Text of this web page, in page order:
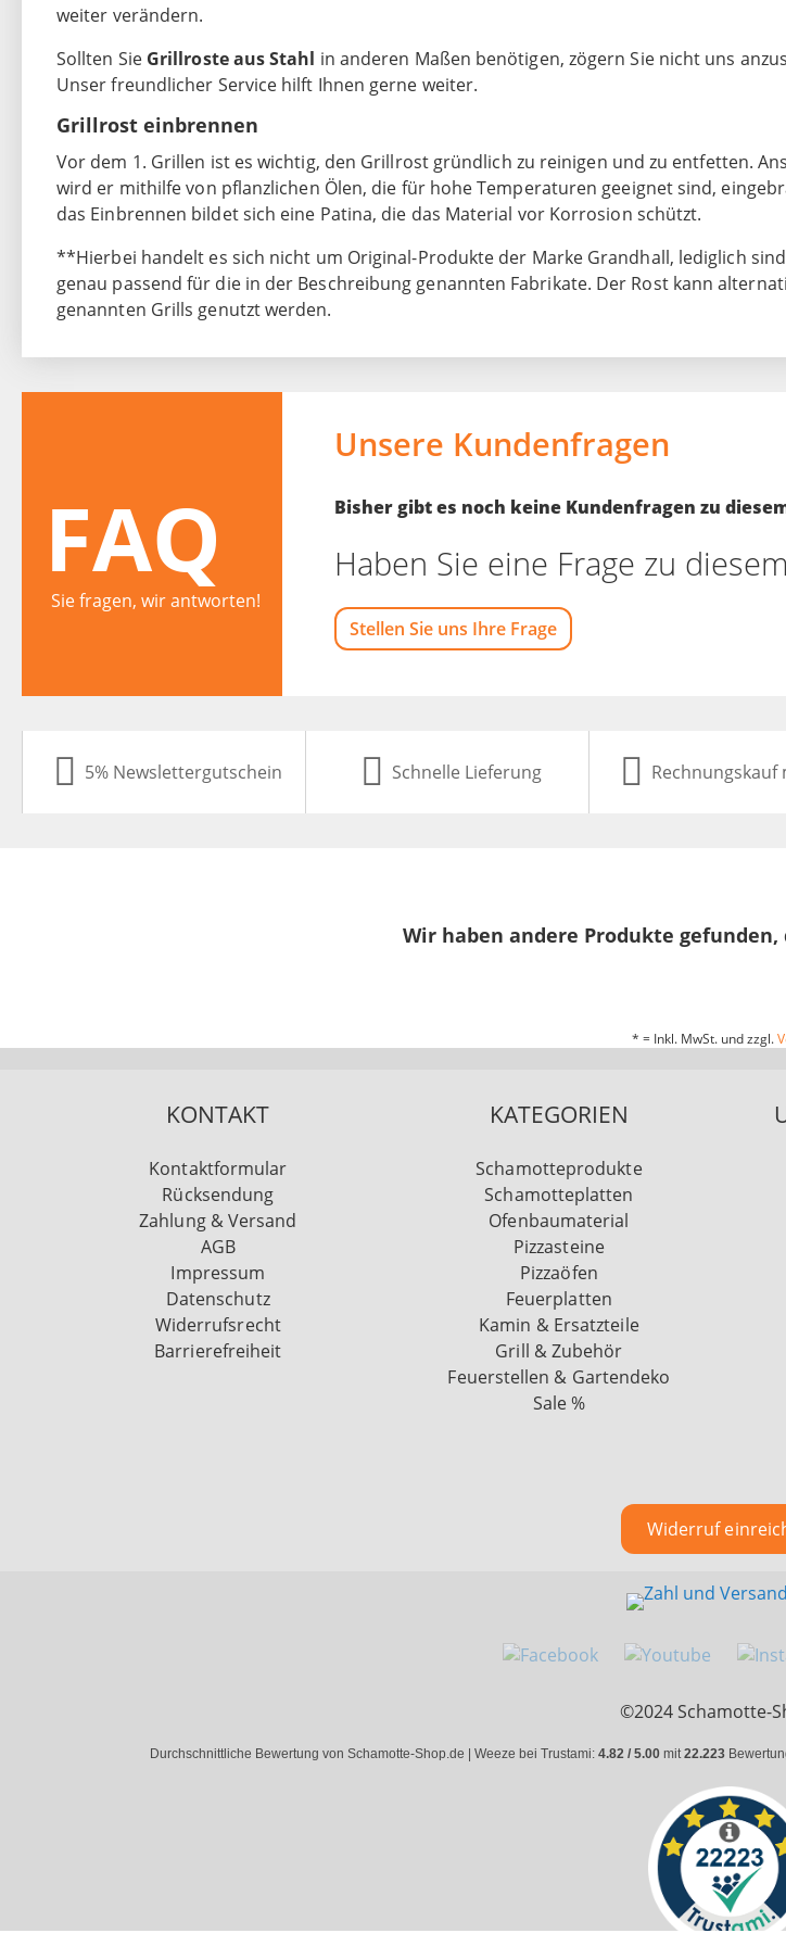
weiter verändern.
Sollten Sie Grillroste aus Stahl in anderen Maßen benötigen, zögern Sie nicht uns
Unser freundlicher Service hilft Ihnen gerne weiter.
Grillrost einbrennen
Vor dem 1. Grillen ist es wichtig, den Grillrost gründlich zu reinigen und zu entfetten.
wird er mithilfe von pflanzlichen Ölen, die für hohe Temperaturen geeignet sind,
das Einbrennen bildet sich eine Patina, die das Material vor Korrosion schützt.
**Hierbei handelt es sich nicht um Original-Produkte der Marke Grandhall, lediglich
genau passend für die in der Beschreibung genannten Fabrikate. Der Rost kann
genannten Grills genutzt werden.
FAQ
Sie fragen, wir antworten!
Unsere Kundenfragen
Bisher gibt es noch keine Kundenfragen zu
Haben Sie eine Frage zu
Stellen Sie uns Ihre Frage
5% Newslettergutschein Schnelle Lieferung Rechnungskauf
Wir haben andere Produkte
* = Inkl. MwSt. und zzgl.
KONTAKT
Kontaktformular
Rücksendung
Zahlung & Versand
AGB
Impressum
Datenschutz
Widerrufsrecht
Barrierefreiheit
KATEGORIEN
Schamotteprodukte
Schamotteplatten
Ofenbaumaterial
Pizzasteine
Pizzaöfen
Feuerplatten
Kamin & Ersatzteile
Grill & Zubehör
Feuerstellen & Gartendeko
Sale %
Widerruf
©2024 Schamotte-
Durchschnittliche Bewertung von Schamotte-Shop.de | Weeze bei Trustami: 4.82 / 5.00mit22.223